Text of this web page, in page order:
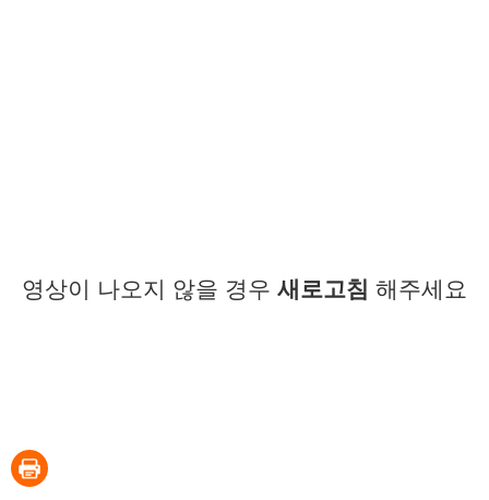
영상이 나오지 않을 경우 새로고침 해주세요